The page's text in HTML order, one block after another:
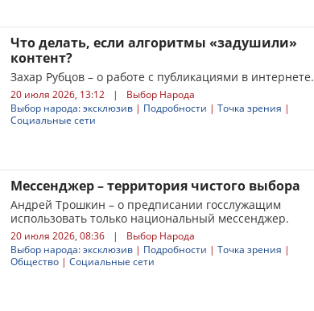
Что делать, если алгоритмы «задушили»
контент?
Захар Рубцов – о работе с публикациями в интернете.
20 июля 2026, 13:12 |
Выбор Народа
Выбор народа: эксклюзив | Подробности | Точка зрения |
Социальные сети
Мессенджер – территория чистого выбора
Андрей Трошкин – о предписании госслужащим
использовать только национальный мессенджер.
20 июля 2026, 08:36 |
Выбор Народа
Выбор народа: эксклюзив | Подробности | Точка зрения |
Общество | Социальные сети